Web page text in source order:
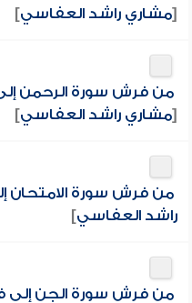
[مشاري راشد العفاسي]
من فرش سورة الرحمن
[مشاري راشد العفاسي]
من فرش سورة الامتحان
راشد العفاسي]
من فرش سورة الجن إلى